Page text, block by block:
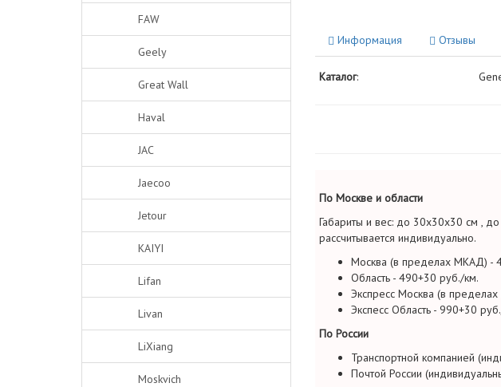
FAW
Geely
Great Wall
Haval
JAC
Jaecoo
Jetour
KAIYI
Lifan
Livan
LiXiang
Moskvich
Информация Отзывы
Каталог:
По Москве и области
Габариты и вес: до 30х30х30 см ,
рассчитывается индивидуально.
Москва (в пределах МКАД) -
Область - 490+30 руб./км.
Экспресс Москва (в
Экспесс Область - 990+30
По России
Транспортной компанией
Почтой России